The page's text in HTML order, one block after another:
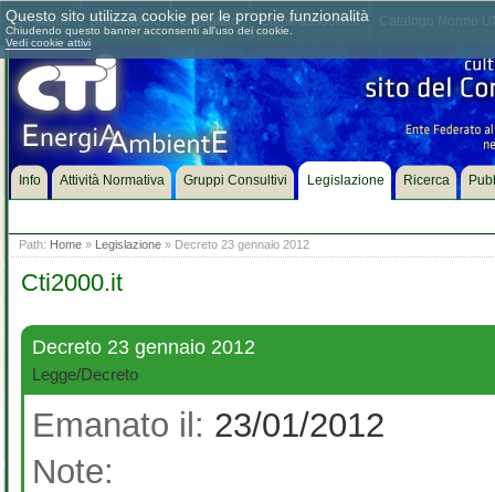
Chi siamo Dove siamo Contattaci Come associarsi
Info Attività Normativa Gruppi Consultivi Legislazione Ricerca
Path: Home » Legislazione » Decreto 23 gennaio 2012
Cti2000.it
Decreto 23 gennaio 2012
Legge/Decreto
Emanato il: 23/01/2012
Note:
Questo sito utilizza cookie per le proprie funzionalità
Chiudendo questo banner acconsenti all'uso dei cookie.
Vedi cookie attivi